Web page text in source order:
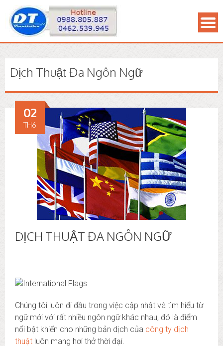
Dịch Thuật Đa Ngôn Ngữ
DỊCH THUẬT ĐA NGÔN NGỮ
02
TH6
Chúng tôi luôn đi đầu trong việc cập nhật và tìm hiểu từ
ngữ mới với rất nhiều ngôn ngữ khác nhau, đó là điểm
nổi bật khiến cho những bản dịch của công ty dịch
thuật luôn mang hơi thở thời đại.